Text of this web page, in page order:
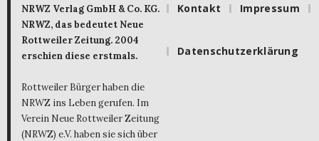
NRWZ Verlag GmbH & Co. KG.
NRWZ, das bedeutet Neue
Rottweiler Zeitung. 2004
erschien diese erstmals.
Rottweiler Bürger haben die
NRWZ ins Leben gerufen. Im
Verein Neue Rottweiler Zeitung
(NRWZ) e.V. haben sie sich über
Kontakt Impressum
Datenschutzerklärung